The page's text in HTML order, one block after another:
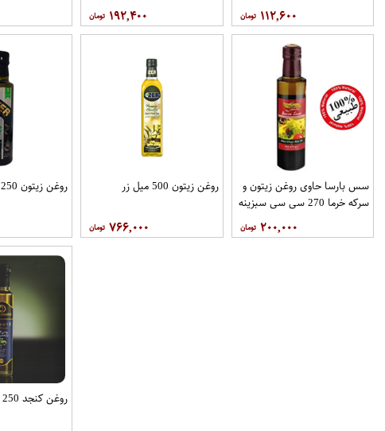
۱۱۲,۶۰۰ ۱۹۲,۴۰۰
سس بارسا حاوی روغن زیتون و
سرکه خرما 270 سی سی سبزینه
۲۰۰,۰۰۰
روغن زیتون 500 میل زر
۷۶۶,۰۰۰
روغن زیتون 250 میل زر
روغن کنجد 250 میل برازنده